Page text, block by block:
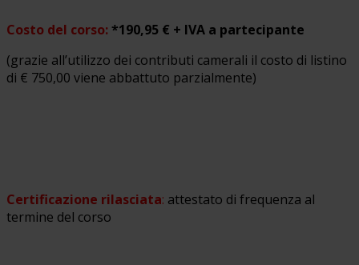
Costo del corso:*190,95 € + IVA a partecipante
(grazie all’utilizzo dei contributi camerali il costo di listino
di € 750,00 viene abbattuto parzialmente)
Certificazione rilasciata: attestato di frequenza al
termine del corso